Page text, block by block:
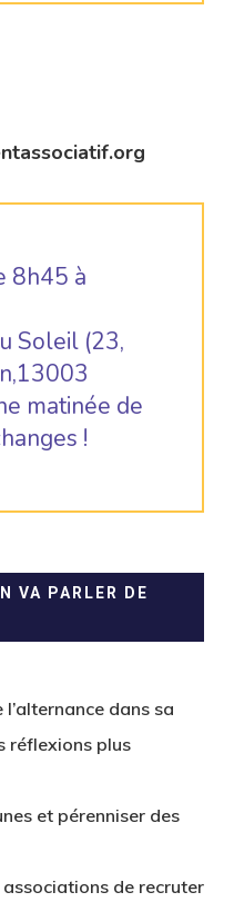
8h45 à
Soleil (23,
matinée de
!
VA PARLER DE
dans sa
réflexions plus
et pérenniser des
de recruter